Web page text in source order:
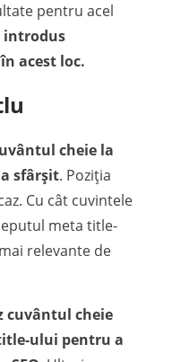
pentru acel
introdus
acest loc.
cheie la
sfârșit. Poziția
Cu cât cuvintele
meta title-
relevante de
cuvântul cheie
ului pentru a